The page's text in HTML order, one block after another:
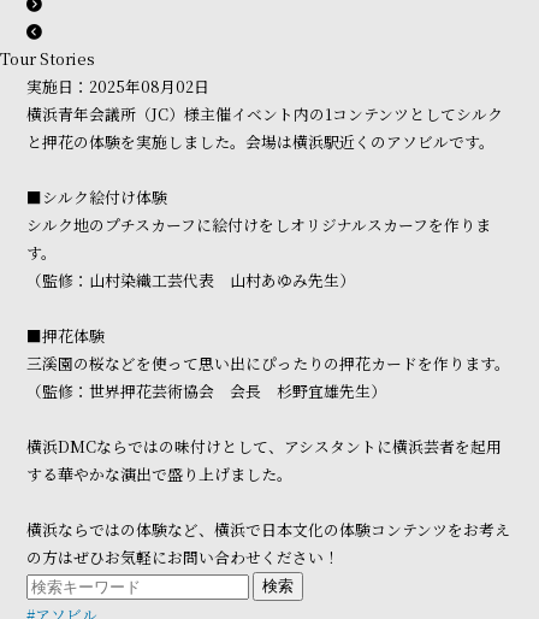
Tour Stories
実施日：2025年08月02日
横浜青年会議所（JC）様主催イベント内の1コンテンツとしてシルク
と押花の体験を実施しました。会場は横浜駅近くのアソビルです。
■シルク絵付け体験
シルク地のプチスカーフに絵付けをしオリジナルスカーフを作りま
す。
（監修：山村染織工芸代表 山村あゆみ先生）
■押花体験
三溪園の桜などを使って思い出にぴったりの押花カードを作ります。
（監修：世界押花芸術協会 会長 杉野宜雄先生）
横浜DMCならではの味付けとして、アシスタントに横浜芸者を起用
する華やかな演出で盛り上げました。
横浜ならではの体験など、横浜で日本文化の体験コンテンツをお考え
の方はぜひお気軽にお問い合わせください！
検索